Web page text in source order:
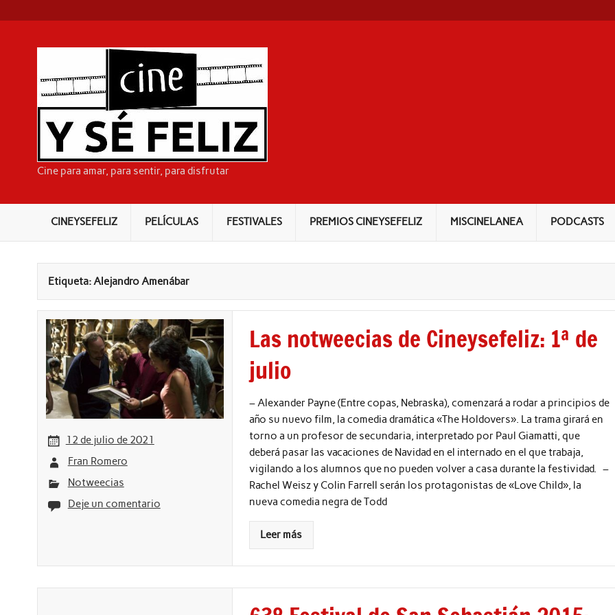
content
Cine para amar, para sentir, para disfrutar
CINEYSEFELIZ PELÍCULAS FESTIVALES PREMIOS CINEYSEFELIZ MISCINELANEA PODCASTS
Etiqueta:Alejandro Amenábar
12 de julio de 2021
Fran Romero
Notweecias
Deje un comentario
Las notweecias de Cineysefeliz: 1ª de
julio
– Alexander Payne (Entre copas, Nebraska), comenzará a rodar a principios de
año su nuevo film, la comedia dramática «The Holdovers». La trama girará en
torno a un profesor de secundaria, interpretado por Paul Giamatti, que
deberá pasar las vacaciones de Navidad en el internado en el que trabaja,
vigilando a los alumnos que no pueden volver a casa durante la festividad. –
Rachel Weisz y Colin Farrell serán los protagonistas de «Love Child», la
nueva comedia negra de Todd
Leer más